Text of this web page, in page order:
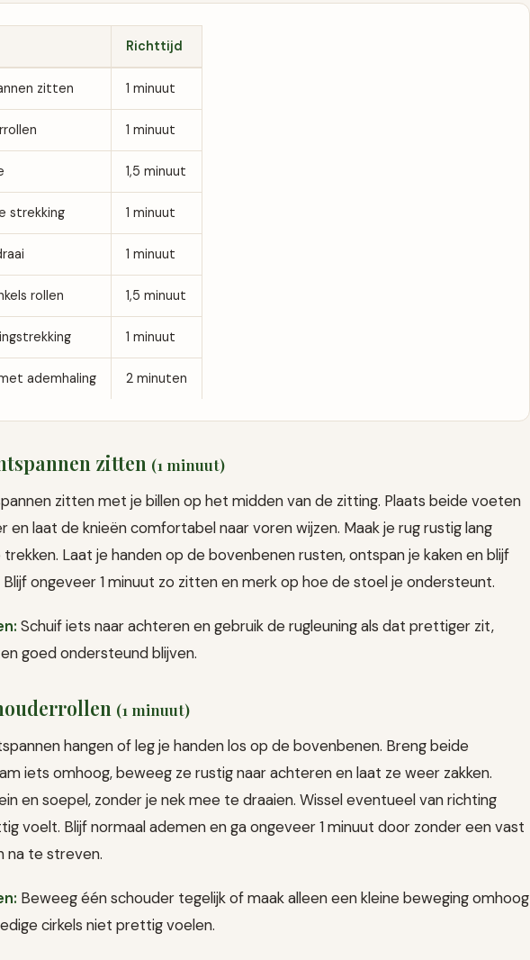
Richttijd
zitten 1 minuut
1 minuut
1,5 minuut
strekking 1 minuut
1 minuut
rollen 1,5 minuut
1 minuut
ademhaling 2 minuten
zitten (1 minuut)
zitten met je billen op het midden van de zitting. Plaats beide voeten
en laat de knieën comfortabel naar voren wijzen. Maak je rug rustig lang
Laat je handen op de bovenbenen rusten, ontspan je kaken en blijf
ongeveer 1 minuut zo zitten en merk op hoe de stoel je ondersteunt.
Schuif iets naar achteren en gebruik de rugleuning als dat prettiger zit,
goed ondersteund blijven.
(1 minuut)
hangen of leg je handen los op de bovenbenen. Breng beide
iets omhoog, beweeg ze rustig naar achteren en laat ze weer zakken.
en soepel, zonder je nek mee te draaien. Wissel eventueel van richting
voelt. Blijf normaal ademen en ga ongeveer 1 minuut door zonder een vast
na te streven.
Beweeg één schouder tegelijk of maak alleen een kleine beweging omhoog
cirkels niet prettig voelen.